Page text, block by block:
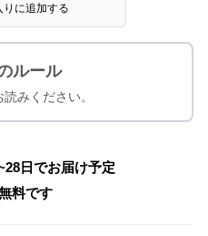
りに追加する
ルール
みください。
日でお届け予定
料です